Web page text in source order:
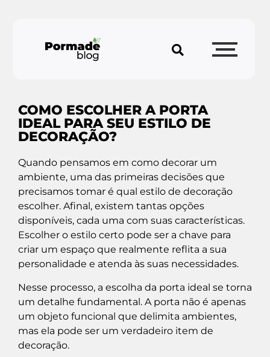
COMO ESCOLHER A PORTA
IDEAL PARA SEU ESTILO DE
DECORAÇÃO?
Quando pensamos em como decorar um
ambiente, uma das primeiras decisões que
precisamos tomar é qual estilo de decoração
escolher. Afinal, existem tantas opções
disponíveis, cada uma com suas características.
Escolher o estilo certo pode ser a chave para
criar um espaço que realmente reflita a sua
personalidade e atenda às suas necessidades.
Nesse processo, a escolha da porta ideal se torna
um detalhe fundamental. A porta não é apenas
um objeto funcional que delimita ambientes,
mas ela pode ser um verdadeiro item de
decoração.